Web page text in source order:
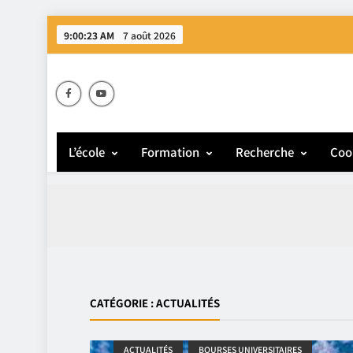
9:00:24 AM 7 août 2026
L’école Formation Recherche
CATÉGORIE :ACTUALITÉS
ACTUALITÉS BOURSES UNIVERSITAIRES